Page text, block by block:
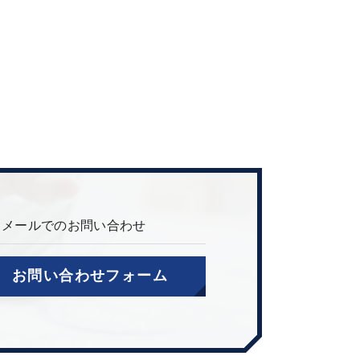
メールでのお問い合わせ
お問い合わせフォーム